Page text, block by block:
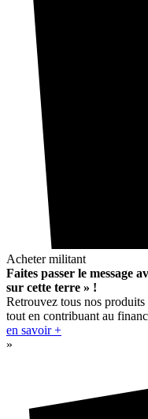
Acheter militant
Faites passer le message
sur cette terre » !
Retrouvez tous nos
tout en contribuant au
en savoir +
»